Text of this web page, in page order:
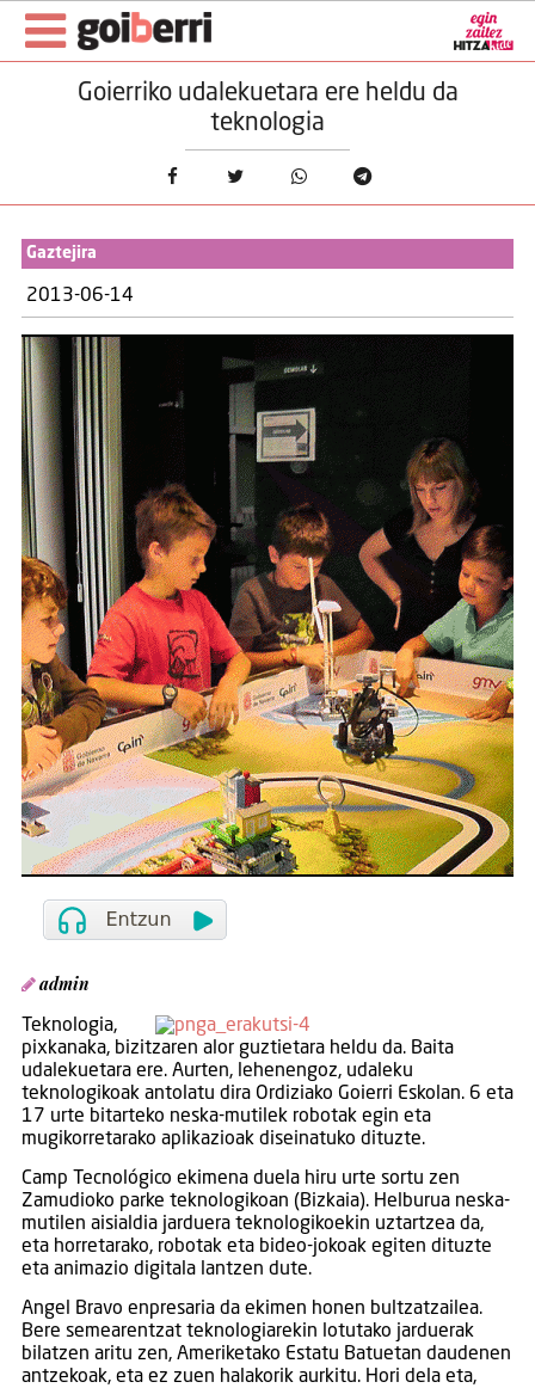
Goierriko udalekuetara ere heldu da
teknologia
Gaztejira
2013-06-14
admin
Teknologia,
pixkanaka, bizitzaren alor guztietara heldu da. Baita
udalekuetara ere. Aurten, lehenengoz, udaleku
teknologikoak antolatu dira Ordiziako Goierri Eskolan. 6 eta
17 urte bitarteko neska-mutilek robotak egin eta
mugikorretarako aplikazioak diseinatuko dituzte.
Camp Tecnológico ekimena duela hiru urte sortu zen
Zamudioko parke teknologikoan (Bizkaia). Helburua neska-
mutilen aisialdia jarduera teknologikoekin uztartzea da,
eta horretarako, robotak eta bideo-jokoak egiten dituzte
eta animazio digitala lantzen dute.
Angel Bravo enpresaria da ekimen honen bultzatzailea.
Bere semearentzat teknologiarekin lotutako jarduerak
bilatzen aritu zen, Ameriketako Estatu Batuetan daudenen
antzekoak, eta ez zuen halakorik aurkitu. Hori dela eta,